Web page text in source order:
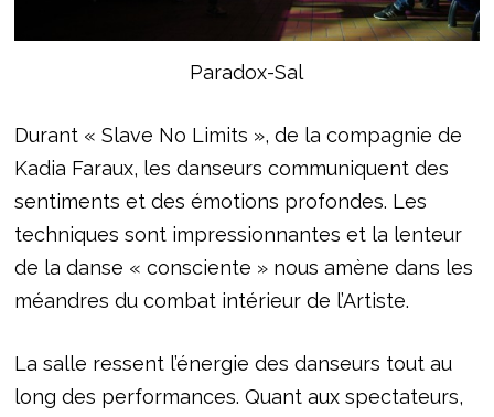
Paradox-Sal
Durant « Slave No Limits », de la compagnie de
Kadia Faraux, les danseurs communiquent des
sentiments et des émotions profondes. Les
techniques sont impressionnantes et la lenteur
de la danse « consciente » nous amène dans les
méandres du combat intérieur de l’Artiste.
La salle ressent l’énergie des danseurs tout au
long des performances. Quant aux spectateurs,